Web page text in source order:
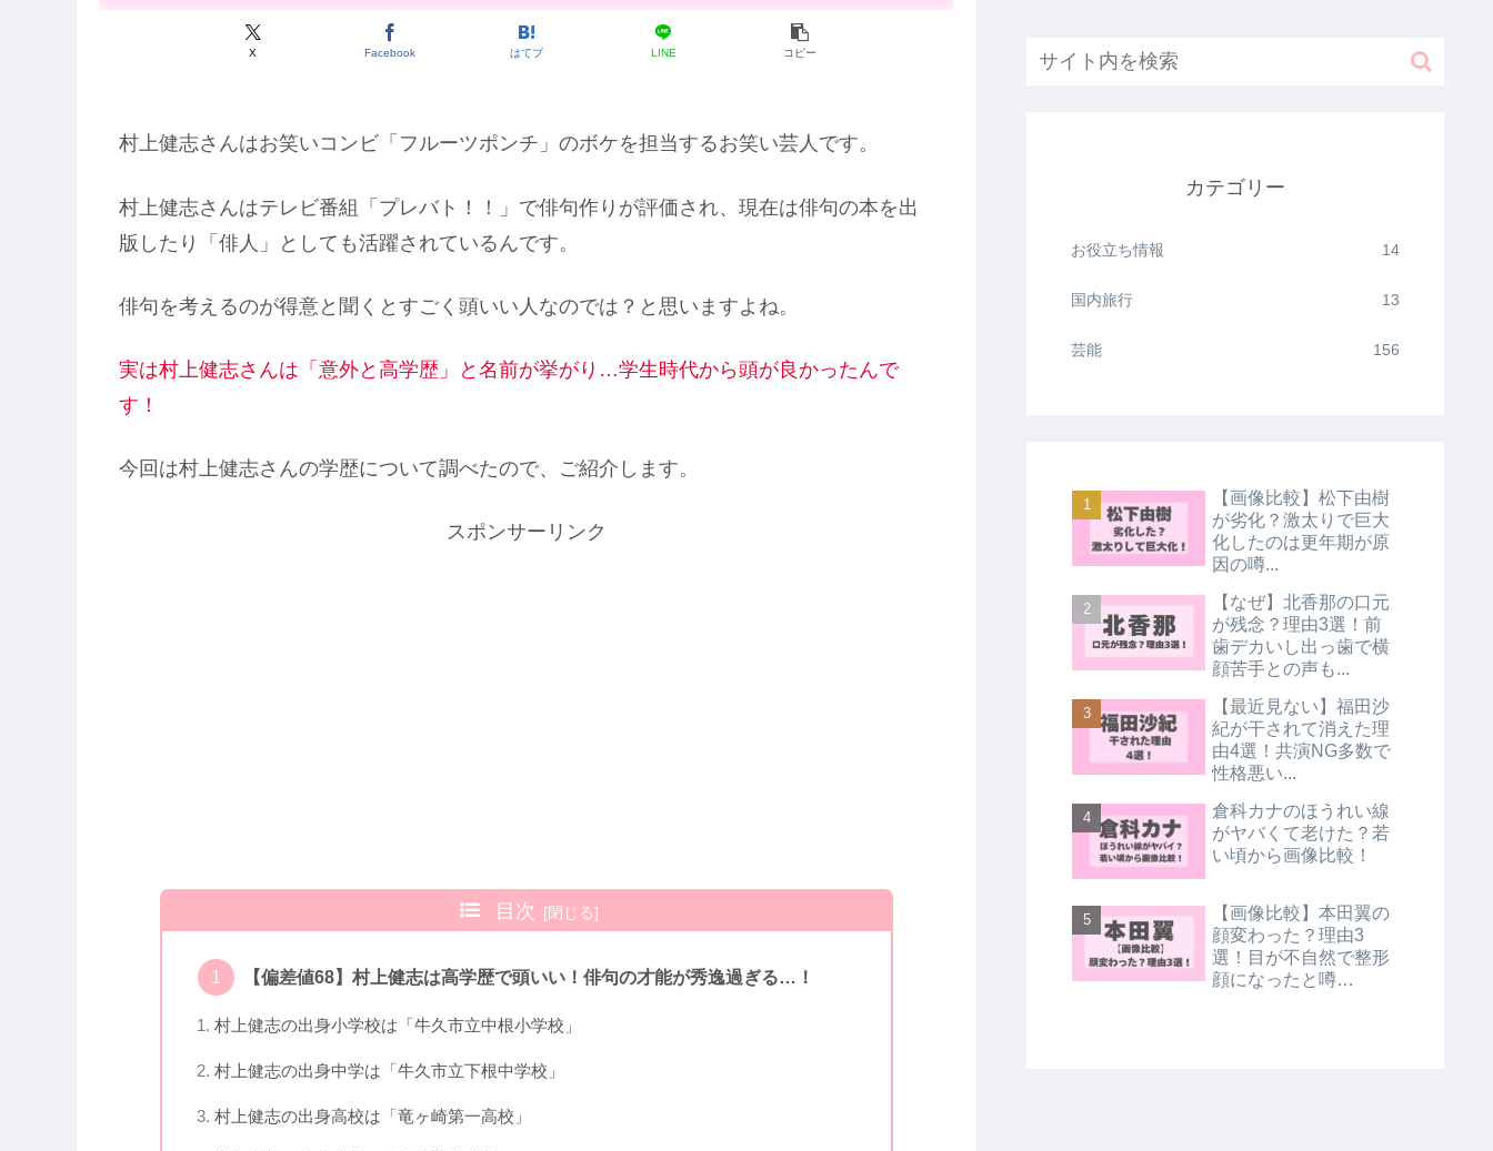
X Facebook はてブ LINE コピー
村上健志さんはお笑いコンビ「フルーツポンチ」のボケを担当するお笑い芸人です。
村上健志さんはテレビ番組「プレバト！！」で俳句作りが評価され、現在は俳句の本を出
版したり「俳人」としても活躍されているんです。
俳句を考えるのが得意と聞くとすごく頭いい人なのでは？と思いますよね。
実は村上健志さんは「意外と高学歴」と名前が挙が り …学生時代から頭が良かったんで
す！
今回は村上健志さんの学歴について調べたので、ご紹介します。
スポンサーリンク
目次
【偏差値68】村上健志は高学歴で頭いい！俳句の才能が秀逸過ぎる…！
村上健志の出身小学校は「牛久市立中根小学校」
村上健志の出身中学は「牛久市立下根中学校」
村上健志の出身高校は「竜ヶ崎第一高校」
カテゴリー
お役立ち情報 14
国内旅行 13
芸能 156
【画像比較】松下由樹
が劣化？激太りで巨大
化したのは更年期が原
因の噂...
【なぜ】北香那の口元
が残念？理由3選！前
歯デカいし出っ歯で横
顔苦手との声も...
【最近見ない】福田沙
紀が干されて消えた理
由4選！共演NG多数で
性格悪い...
倉科カナのほうれい線
がヤバくて老けた？若
い頃から画像比較！
【画像比較】本田翼の
顔変わった？理由3
選！目が不自然で整形
顔になったと噂…